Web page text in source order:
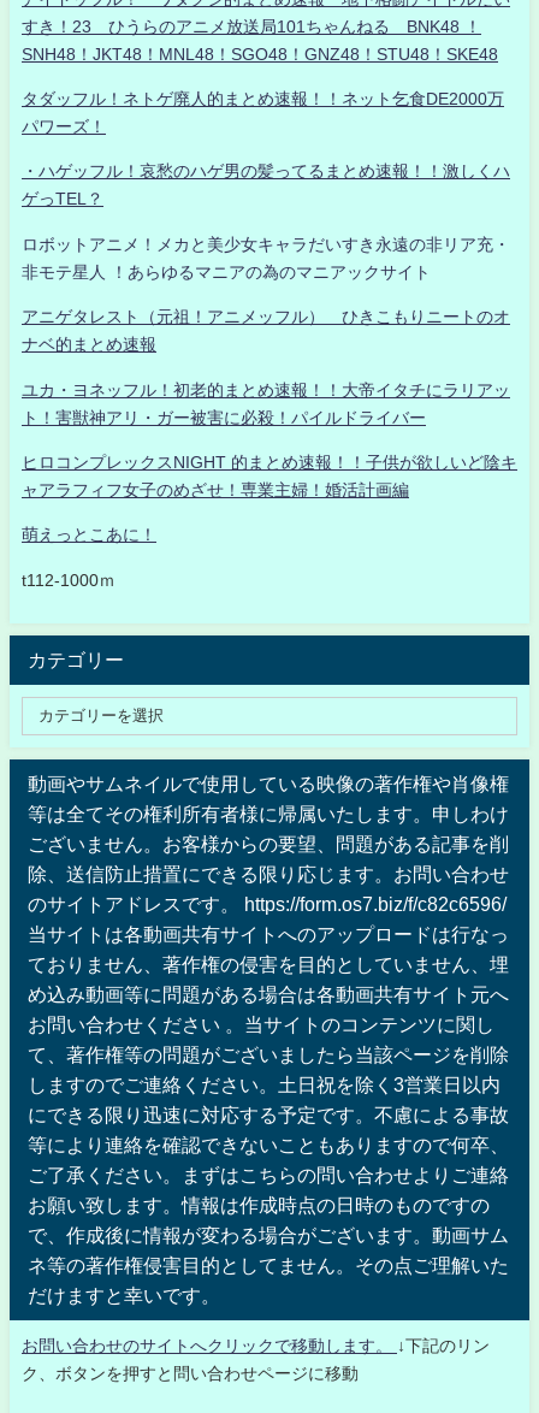
すき！23 ひうらのアニメ放送局101ちゃんねる BNK48 ！
SNH48！JKT48！MNL48！SGO48！GNZ48！STU48！SKE48
タダッフル！ネトゲ廃人的まとめ速報！！ネット乞食DE2000万
パワーズ！
・ハゲッフル！哀愁のハゲ男の髪ってるまとめ速報！！激しくハ
ゲっTEL？
ロボットアニメ！メカと美少女キャラだいすき永遠の非リア充・
非モテ星人 ！あらゆるマニアの為のマニアックサイト
アニゲタレスト（元祖！アニメッフル） ひきこもりニートのオ
ナベ的まとめ速報
ユカ・ヨネッフル！初老的まとめ速報！！大帝イタチにラリアッ
ト！害獣神アリ・ガー被害に必殺！パイルドライバー
ヒロコンプレックスNIGHT 的まとめ速報！！子供が欲しいど陰キ
ャアラフィフ女子のめざせ！専業主婦！婚活計画編
萌えっとこあに！
t112-1000ｍ
カテゴリー
動画やサムネイルで使用している映像の著作権や肖像権
等は全てその権利所有者様に帰属いたします。申しわけ
ございません。お客様からの要望、問題がある記事を削
除、送信防止措置にできる限り応じます。お問い合わせ
のサイトアドレスです。 https://form.os7.biz/f/c82c6596/
当サイトは各動画共有サイトへのアップロードは行なっ
ておりません、著作権の侵害を目的としていません、埋
め込み動画等に問題がある場合は各動画共有サイト元へ
お問い合わせください 。当サイトのコンテンツに関し
て、著作権等の問題がございましたら当該ページを削除
しますのでご連絡ください。土日祝を除く3営業日以内
にできる限り迅速に対応する予定です。不慮による事故
等により連絡を確認できないこともありますので何卒、
ご了承ください。まずはこちらの問い合わせよりご連絡
お願い致します。情報は作成時点の日時のものですの
で、作成後に情報が変わる場合がございます。動画サム
ネ等の著作権侵害目的としてません。その点ご理解いた
だけますと幸いです。
お問い合わせのサイトへクリックで移動します。
↓下記のリン
ク、ボタンを押すと問い合わせページに移動